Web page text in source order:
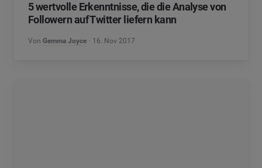
5 wertvolle Erkenntnisse, die die Analyse von
Followern auf Twitter liefern kann
Von Gemma Joyce 16. Nov 2017